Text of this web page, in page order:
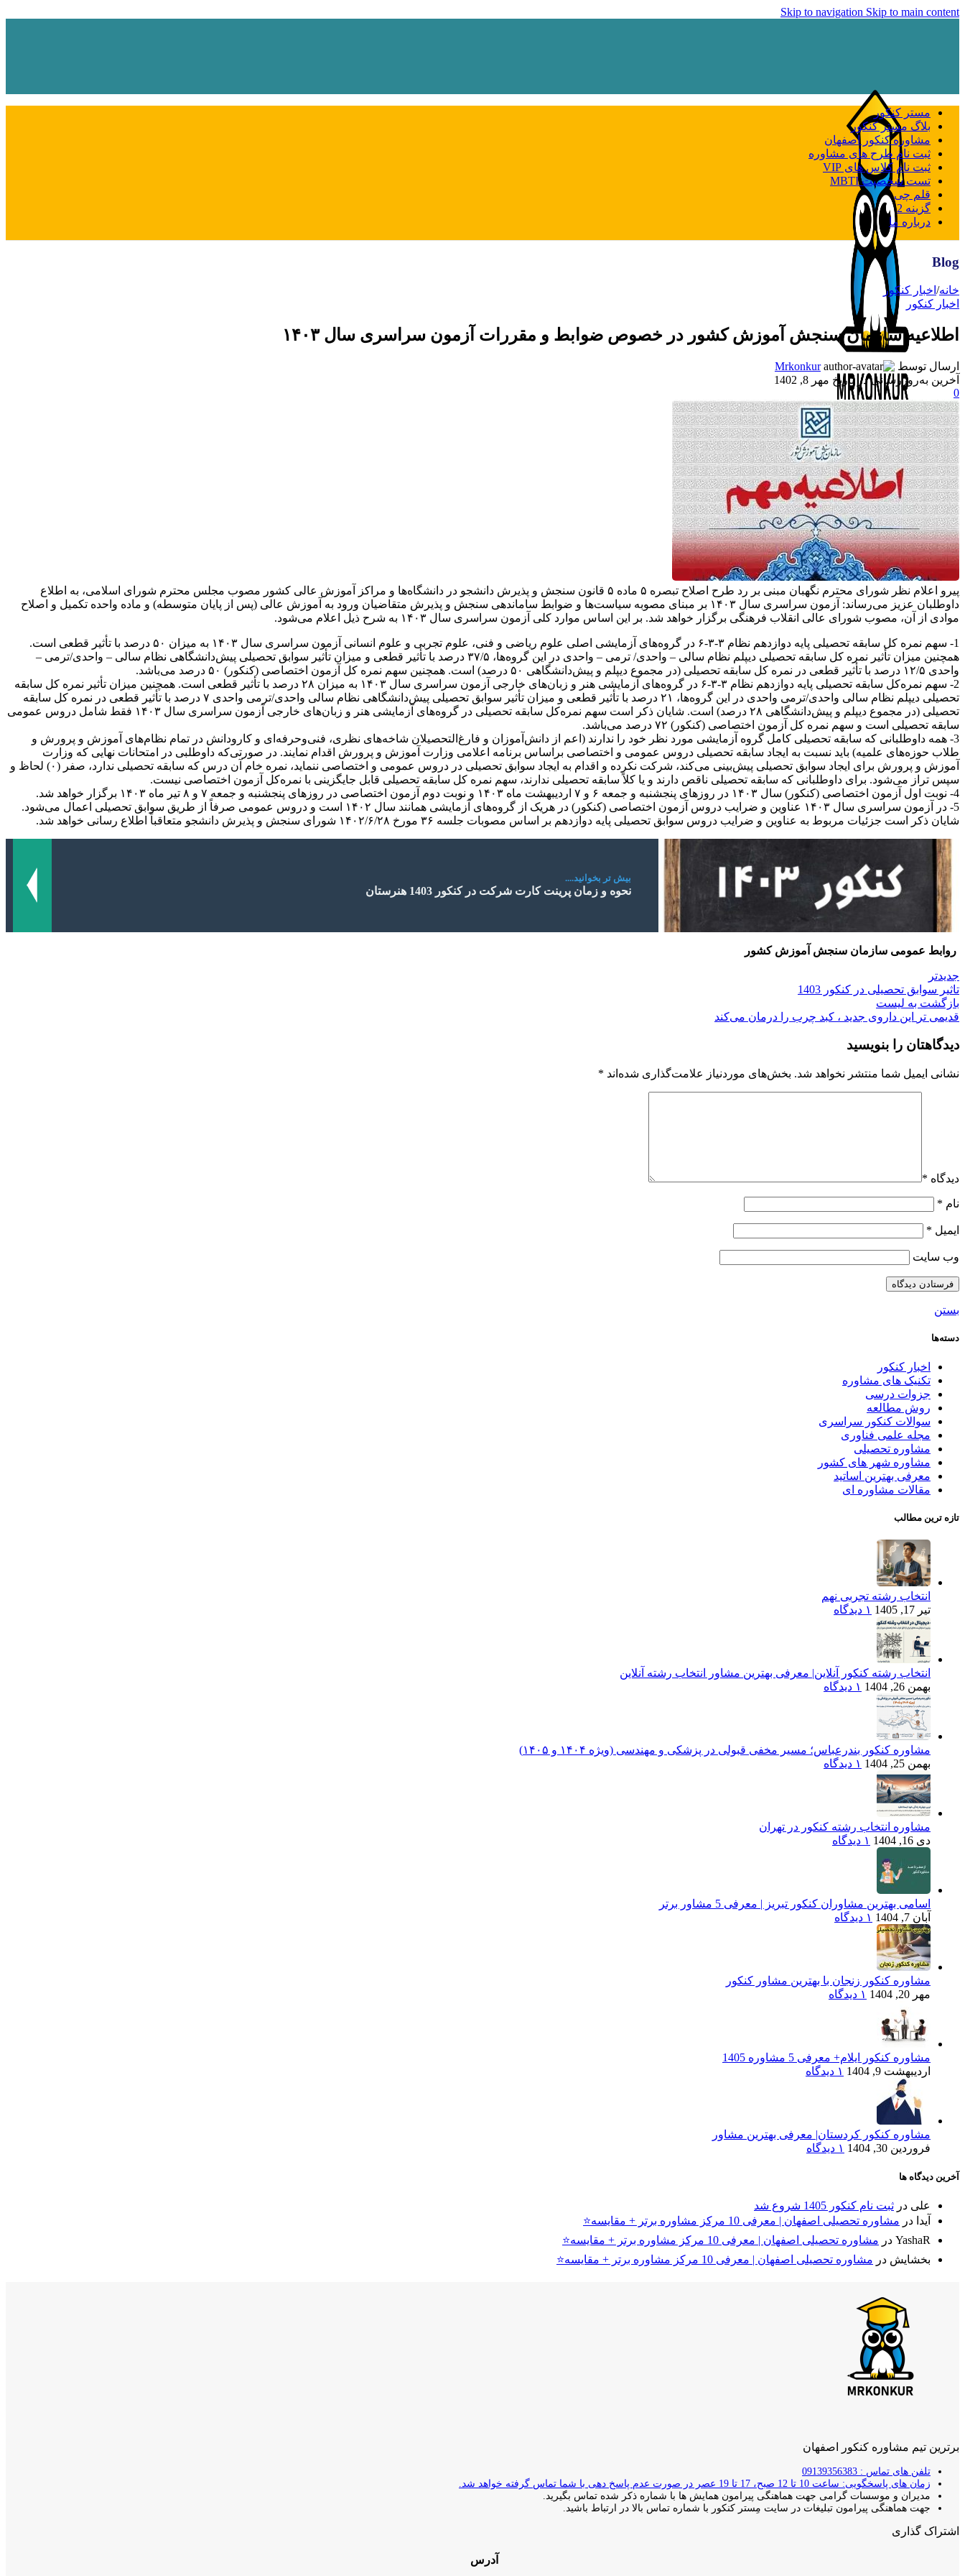
Skip to navigation Skip to main content
جستجو
منو
مستر کنکور
بلاگ مستر کنکور
مشاوره کنکور اصفهان
ثبت نام طرح های مشاوره
ثبت نام کلاس های VIP
تست شخصیت MBTI
قلم چی
گزینه 2
درباره ما
Blog
خانه/ اخبار کنکور
اخبار کنکور
اطلاعیه سازمان سنجش آموزش كشور در خصوص ضوابط و مقررات آزمون سراسری سال ۱۴۰۳
ارسال توسط
Mrkonkur
آخرین به‌روزرسانی در تاریخ مهر 8, 1402
0
پیرو اعلام نظر شورای محترم نگهبان مبنی بر رد طرح اصلاح تبصره ۵ ماده ۵ قانون سنجش و پذیرش دانشجو در دانشگاه‌ها و مراکز آموزش عالی کشور مصوب مجلس محترم شورای اسلامی، به اطلاع
داوطلبان عزیز می‌رساند: آزمون سراسری سال ۱۴۰۳ بر مبنای مصوبه سیاست‌ها و ضوابط ساماندهی سنجش و پذیرش متقاضیان ورود به آموزش عالی (پس از پایان متوسطه) و ماده واحده تکمیل و اصلاح
موادی از آن، مصوب شورای عالی انقلاب فرهنگی برگزار خواهد شد. بر این اساس موارد کلی آزمون سراسری سال ۱۴۰۳ به شرح ذیل اعلام می‌شود.
1- سهم نمره کل سابقه تحصیلی پایه دوازدهم نظام ۳-۳-۶ در گروه‌های آزمایشی اصلی علوم ریاضی و فنی، علوم تجربی و علوم انسانی آزمون سراسری سال ۱۴۰۳ به میزان ۵۰ درصد با تأثیر قطعی است.
همچنین میزان تأثیر نمره کل سابقه تحصیلی دیپلم نظام سالی – واحدی/ ترمی – واحدی در این گروه‌ها، ۳۷/۵ درصد با تأثیر قطعی و میزان تأثیر سوابق تحصیلی پیش‌دانشگاهی نظام سالی – واحدی/ترمی –
واحدی ۱۲/۵ درصد با تأثیر قطعی در نمره کل سابقه تحصیلی (در مجموع دیپلم و پیش‌دانشگاهی ۵۰ درصد) است. همچنین سهم نمره کل آزمون اختصاصی (کنکور) ۵۰ درصد می‌باشد.
2- سهم نمره‌کل سابقه تحصیلی پایه دوازدهم نظام ۳-۳-۶ در گروه‌های آزمایشی هنر و زبان‌های خارجی آزمون سراسری سال ۱۴۰۳ به میزان ۲۸ درصد با تأثیر قطعی است. همچنین میزان تأثیر نمره کل سابقه
تحصیلی دیپلم نظام سالی واحدی/ترمی واحدی در این گروه‌ها، ۲۱ درصد با تأثیر قطعی و میزان تأثیر سوابق تحصیلی پیش‌دانشگاهی نظام سالی واحدی/ترمی واحدی ۷ درصد با تأثیر قطعی در نمره کل سابقه
تحصیلی (در مجموع دیپلم و پیش‌دانشگاهی ۲۸ درصد) است. شایان ذکر است سهم نمره‌کل سابقه تحصیلی در گروه‌های آزمایشی هنر و زبان‌های خارجی آزمون سراسری سال ۱۴۰۳ فقط شامل دروس عمومی
سابقه تحصیلی است و سهم نمره کل آزمون اختصاصی (کنکور) ۷۲ درصد می‌باشد.
3- همه داوطلبانی که سابقه تحصیلی کامل گروه آزمایشی مورد نظر خود را ندارند (اعم از دانش‌آموزان و فارغ‌التحصیلان شاخه‌های نظری، فنی‌وحرفه‌ای و کارودانش در تمام نظام‌های آموزش و پرورش و
طلاب حوزه‌های علمیه) باید نسبت به ایجاد سابقه تحصیلی دروس عمومی و اختصاصی براساس برنامه اعلامی وزارت آموزش و پرورش اقدام نمایند. در صورتی‌که داوطلبی در امتحانات نهایی که وزارت
آموزش و پرورش برای ایجاد سوابق تحصیلی پیش‌بینی می‌کند، شرکت نکرده و اقدام به ایجاد سوابق تحصیلی در دروس عمومی و اختصاصی ننماید، نمره خام آن درس که سابقه تحصیلی ندارد، صفر (۰) لحاظ و
سپس تراز می‌شود. برای داوطلبانی که سابقه تحصیلی ناقص دارند و یا کلاً سابقه تحصیلی ندارند، سهم نمره کل سابقه تحصیلی قابل جایگزینی با نمره‌کل آزمون اختصاصی نیست.
4- نوبت اول آزمون اختصاصی (کنکور) سال ۱۴۰۳ در روزهای پنجشنبه و جمعه ۶ و ۷ اردیبهشت ماه ۱۴۰۳ و نوبت دوم آزمون اختصاصی در روزهای پنجشنبه و جمعه ۷ و ۸ تیر ماه ۱۴۰۳ برگزار خواهد شد.
5- در آزمون سراسری سال ۱۴۰۳ عناوین و ضرایب دروس آزمون اختصاصی (کنکور) در هریک از گروه‌های آزمایشی همانند سال ۱۴۰۲ است و دروس عمومی صرفاً از طریق سوابق تحصیلی اعمال می‌شود.
شایان ذکر است جزئیات مربوط به عناوین و ضرایب دروس سوابق تحصیلی پایه دوازدهم بر اساس مصوبات جلسه ۳۶ مورخ ۱۴۰۲/۶/۲۸ شورای سنجش و پذیرش دانشجو متعاقباً اطلاع رسانی خواهد شد.
بیش تر بخوانید....
نحوه و زمان پرینت کارت شرکت در کنکور 1403 هنرستان
روابط عمومی سازمان سنجش آموزش کشور
جدیدتر
تاثیر سوابق تحصیلی در کنکور 1403
بازگشت به لیست
قدیمی تر
این داروی جدید ، کبد چرب را درمان می‌کند
دیدگاهتان را بنویسید
نشانی ایمیل شما منتشر نخواهد شد. بخش‌های موردنیاز علامت‌گذاری شده‌اند *
دیدگاه *
نام *
ایمیل *
وب‌ سایت
بستن
دسته‌ها
اخبار کنکور
تکنیک های مشاوره
جزوات درسی
روش مطالعه
سوالات کنکور سراسری
مجله علمی فناوری
مشاوره تحصیلی
مشاوره شهر های کشور
معرفی بهترین اساتید
مقالات مشاوره ای
تازه ترین مطالب
انتخاب رشته تجربی نهم
تیر 17, 1405
۱ دیدگاه
انتخاب رشته کنکور آنلاین| معرفی بهترین مشاور انتخاب رشته آنلاین
بهمن 26, 1404
۱ دیدگاه
مشاوره کنکور بندرعباس؛ مسیر مخفی قبولی در پزشکی و مهندسی (ویژه ۱۴۰۴ و ۱۴۰۵)
بهمن 25, 1404
۱ دیدگاه
مشاوره انتخاب رشته کنکور در تهران
دی 16, 1404
۱ دیدگاه
اسامی بهترین مشاوران کنکور تبریز | معرفی 5 مشاور برتر
آبان 7, 1404
۱ دیدگاه
مشاوره کنکور زنجان با بهترین مشاور کنکور
مهر 20, 1404
۱ دیدگاه
مشاوره کنکور ایلام+ معرفی 5 مشاوره 1405
اردیبهشت 9, 1404
۱ دیدگاه
مشاوره کنکور کردستان| معرفی بهترین مشاور
فروردین 30, 1404
۱ دیدگاه
آخرین دیدگاه ها
علی در ثبت نام کنکور 1405 شروع شد
آیدا در مشاوره تحصیلی اصفهان | معرفی 10 مرکز مشاوره برتر + مقایسه⭐
YashaR در مشاوره تحصیلی اصفهان | معرفی 10 مرکز مشاوره برتر + مقایسه⭐
بخشایش در مشاوره تحصیلی اصفهان | معرفی 10 مرکز مشاوره برتر + مقایسه⭐
برترین تیم مشاوره کنکور اصفهان
تلفن های تماس : 09139356383
زمان های پاسخگویی: ساعت 10 تا 12 صبح، 17 تا 19 عصر در صورت عدم پاسخ دهی با شما تماس گرفته خواهد شد.
مدیران و موسسات گرامی جهت هماهنگی پیرامون همایش ها با شماره ذکر شده تماس بگیرید.
جهت هماهنگی پیرامون تبلیغات در سایت مِستر کنکور با شماره تماس بالا در ارتباط باشید.
اشتراک گذاری
آدرس